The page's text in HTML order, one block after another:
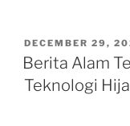
POSTED
ON
DECEMBER 29,
Berita Alam
Teknologi